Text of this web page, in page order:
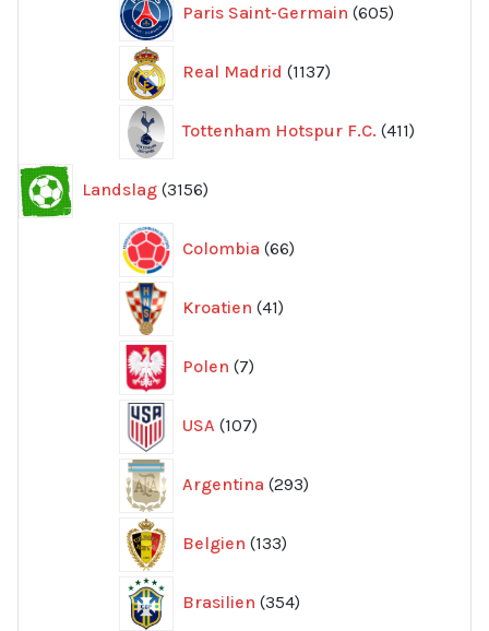
Paris Saint-Germain 605
produkter
Real Madrid 1137
produkter
Tottenham Hotspur F.C. 411
produkter
Landslag 3156
produkter
Colombia 66
produkter
Kroatien 41
produkter
Polen 7
produkter
USA 107
produkter
Argentina 293
produkter
Belgien 133
produkter
Brasilien 354
produkter